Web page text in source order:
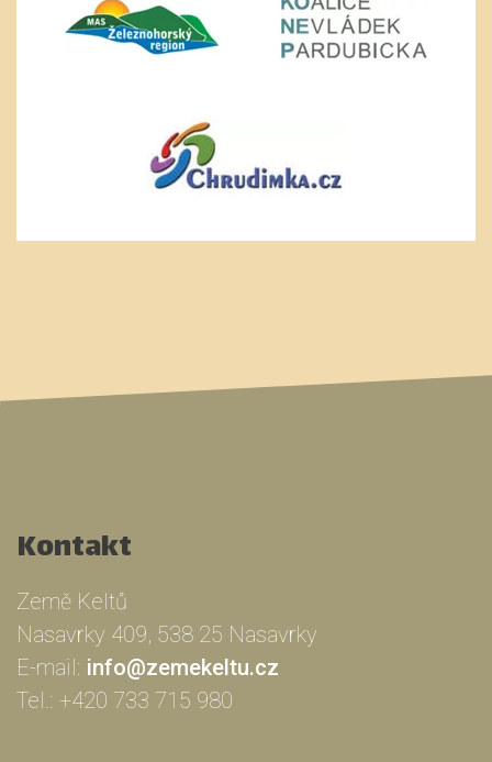
Kontakt
Země Keltů
Nasavrky 409, 538 25 Nasavrky
E-mail: info@zemekeltu.cz
Tel.: +420 733 715 980